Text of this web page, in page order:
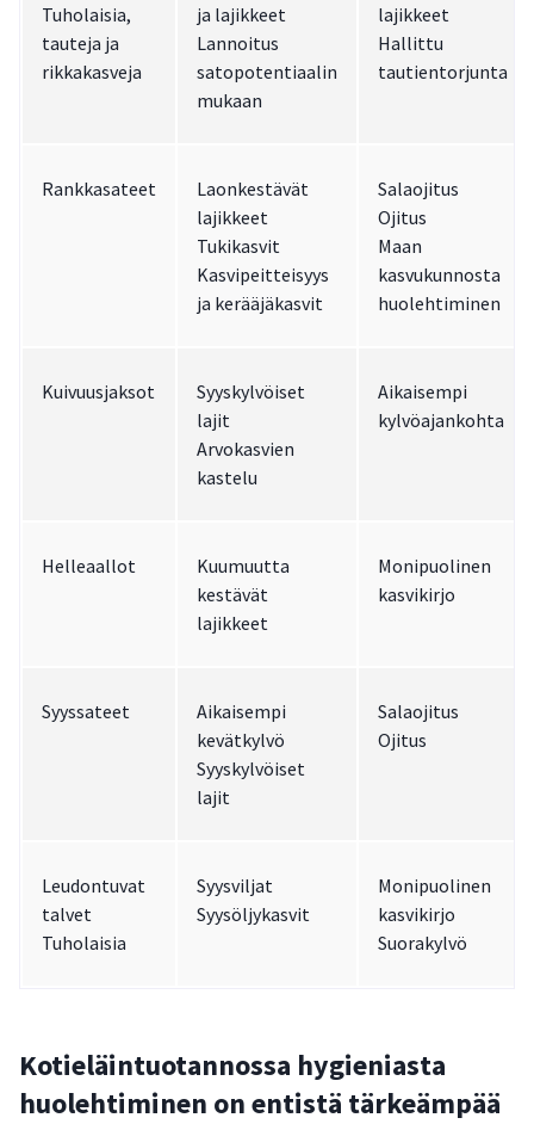
Tuholaisia,
tauteja ja
rikkakasveja
ja lajikkeet
Lannoitus
satopotentiaalin
mukaan
lajikkeet
Hallittu
tautientorjunta
Rankkasateet
Laonkestävät
lajikkeet
Tukikasvit
Kasvipeitteisyys
ja kerääjäkasvit
Salaojitus
Ojitus
Maan
kasvukunnosta
huolehtiminen
Kuivuusjaksot
Syyskylvöiset
lajit
Arvokasvien
kastelu
Aikaisempi
kylvöajankohta
Helleaallot
Kuumuutta
kestävät
lajikkeet
Monipuolinen
kasvikirjo
Syyssateet
Aikaisempi
kevätkylvö
Syyskylvöiset
lajit
Salaojitus
Ojitus
Leudontuvat
talvet
Tuholaisia
Syysviljat
Syysöljykasvit
Monipuolinen
kasvikirjo
Suorakylvö
Kotieläintuotannossa hygieniasta
huolehtiminen on entistä tärkeämpää